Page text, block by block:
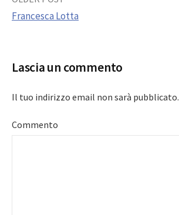
Post
Francesca Lotta
Lascia un commento
Il tuo indirizzo email non sarà pubblicato.
Commento